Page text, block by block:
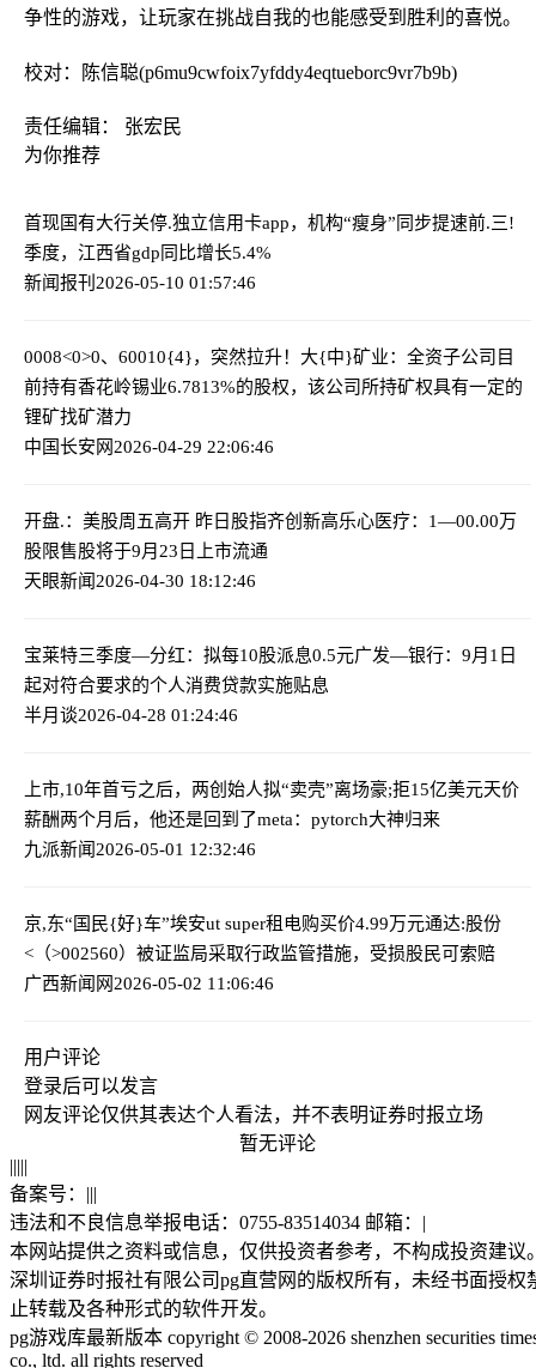
争性的游戏，让玩家在挑战自我的也能感受到胜利的喜悦。
校对：陈信聪(p6mu9cwfoix7yfddy4eqtueborc9vr7b9b)
责任编辑： 张宏民
为你推荐
首现国有大行关停.独立信用卡app，机构“瘦身”同步提速前.三!
季度，江西省gdp同比增长5.4%
新闻报刊 2026-05-10 01:57:46
0008<0>0、60010{4}，突然拉升！ 大{中}矿业：全资子公司目
前持有香花岭锡业6.7813%的股权，该公司所持矿权具有一定的
锂矿找矿潜力
中国长安网2026-04-29 22:06:46
开盘.：美股周五高开 昨日股指齐创新高乐心医疗：1—00.00万
股限售股将于9月23日上市流通
天眼新闻2026-04-30 18:12:46
宝莱特三季度—分红：拟每10股派息0.5元广发—银行：9月1日
起对符合要求的个人消费贷款实施贴息
半月谈2026-04-28 01:24:46
上市,10年首亏之后，两创始人拟“卖壳”离场豪;拒15亿美元天价
薪酬两个月后，他还是回到了meta：pytorch大神归来
九派新闻2026-05-01 12:32:46
京,东“国民{好}车”埃安ut super租电购买价4.99万元通达:股份
<（>002560）被证监局采取行政监管措施，受损股民可索赔
广西新闻网2026-05-02 11:06:46
用户评论
登录后可以发言
网友评论仅供其表达个人看法，并不表明证券时报立场
暂无评论
|||||
备案号： |||
违法和不良信息举报电话：0755-83514034 邮箱： |
本网站提供之资料或信息，仅供投资者参考，不构成投资建议
深圳证券时报社有限公司pg直营网的版权所有，未经书面授权
止转载及各种形式的软件开发。
pg游戏库最新版本 copyright © 2008-2026 shenzhen securities
co., ltd. all rights reserved